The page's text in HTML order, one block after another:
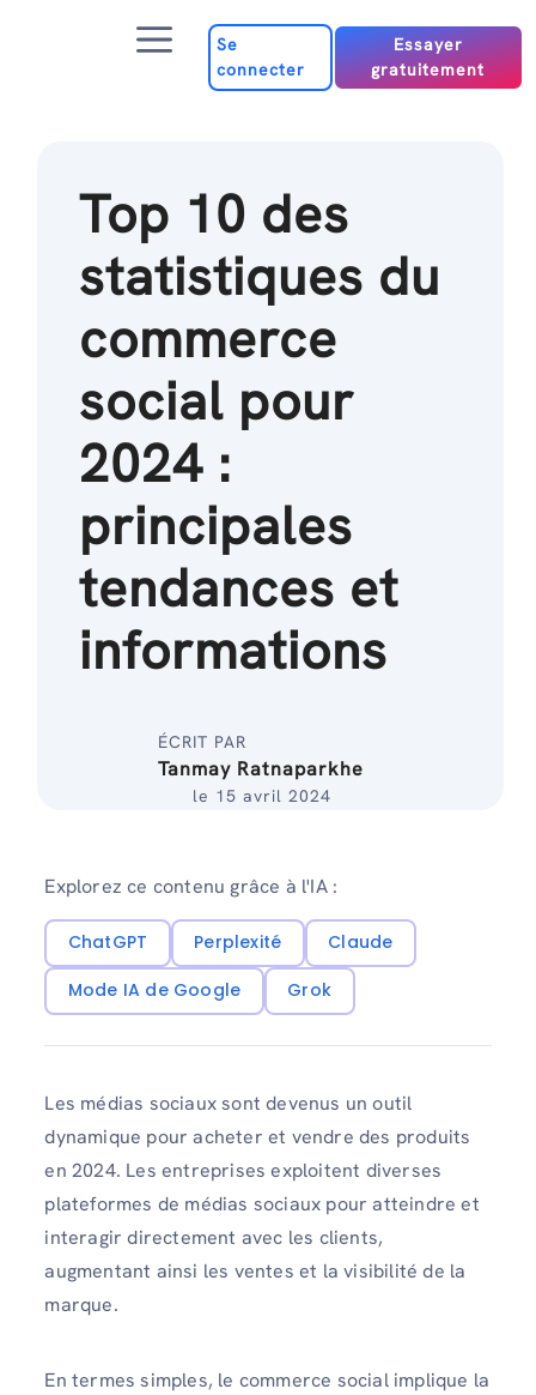
Menu
Se
connecter
Essayer
gratuitement
Top 10 des
statistiques du
commerce
social pour
2024 :
principales
tendances et
informations
ÉCRIT PAR
Tanmay Ratnaparkhe
le 15 avril 2024
Explorez ce contenu grâce à l'IA :
ChatGPT Perplexité
Claude
Mode IA de Google
Grok
Les médias sociaux sont devenus un outil
dynamique pour acheter et vendre des produits
en 2024. Les entreprises exploitent diverses
plateformes de médias sociaux pour atteindre et
interagir directement avec les clients,
augmentant ainsi les ventes et la visibilité de la
marque.
En termes simples, le commerce social implique la